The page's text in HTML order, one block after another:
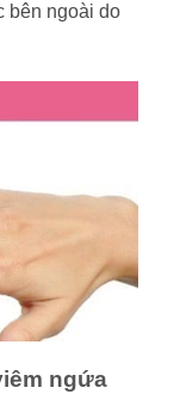
bên ngoài do
ngứa